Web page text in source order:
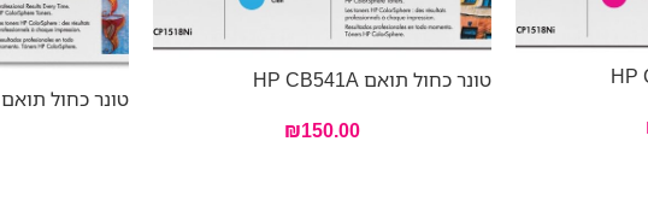
טונר כחול תואם HP CB541A
₪150.00
טונר כחול תואם HP CC531A